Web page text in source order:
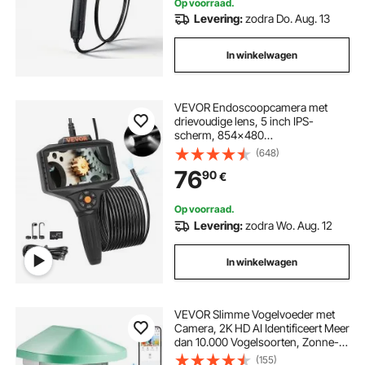
thuis
Op voorraad.
Levering:zodra Do. Aug. 13
In winkelwagen
VEVOR Endoscoopcamera met
drievoudige lens, 5 inch IPS-
scherm, 854x480
inspectiecamera, 5 m kabel,
buiscamera, 5000 mAh batterij
voor 5-6 uur, rioolcamera, IP67
endoscoop, 180° draaibaar,
automotoren, riolen, HVAC-
kanalen
(648)
7690€
Op voorraad.
Levering:zodra Wo. Aug. 12
In winkelwagen
VEVOR Slimme Vogelvoeder met
Camera, 2K HD AI Identificeert Meer
dan 10.000 Vogelsoorten, Zonne-
energie Aangedreven
(155)